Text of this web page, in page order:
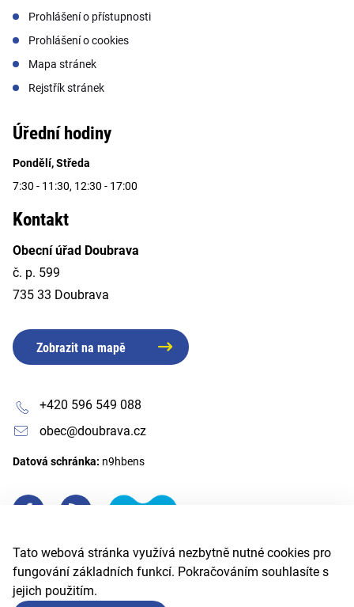
Tato webová stránka využívá nezbytně nutné cookies pro
fungování základních funkcí. Pokračováním souhlasíte s
jejich použitím.
Prohlášení o přístupnosti
Prohlášení o cookies
Mapa stránek
Rejstřík stránek
Úřední hodiny
Pondělí, Středa
7:30 - 11:30, 12:30 - 17:00
Kontakt
Obecní úřad Doubrava
č. p. 599
735 33 Doubrava
Zobrazit na mapě
+420 596 549 088
obec@doubrava.cz
Datová schránka: n9hbens